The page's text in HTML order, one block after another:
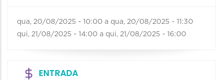
qua, 20/08/2025 - 10:00 a qua, 20/08/2025 - 11:30
qui, 21/08/2025 - 14:00 a qui, 21/08/2025 - 16:00
ENTRADA